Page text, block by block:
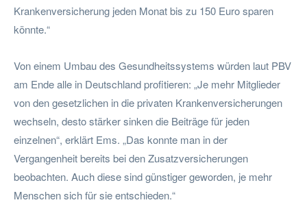
Krankenversicherung jeden Monat bis zu 150 Euro sparen
könnte.“
Von einem Umbau des Gesundheitssystems würden laut PBV
am Ende alle in Deutschland profitieren: „Je mehr Mitglieder
von den gesetzlichen in die privaten Krankenversicherungen
wechseln, desto stärker sinken die Beiträge für jeden
einzelnen“, erklärt Ems. „Das konnte man in der
Vergangenheit bereits bei den Zusatzversicherungen
beobachten. Auch diese sind günstiger geworden, je mehr
Menschen sich für sie entschieden.“